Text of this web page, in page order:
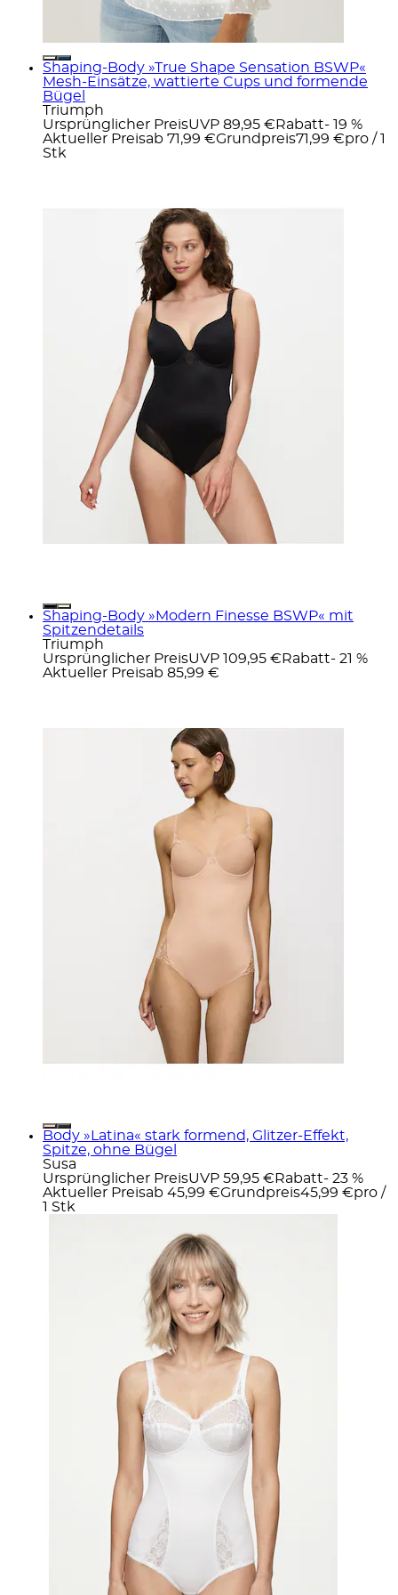
Shaping-Body »True Shape Sensation BSWP«
Mesh-Einsätze, wattierte Cups und formende
Bügel
Triumph
Ursprünglicher PreisUVP 89,95 € Rabatt- 19 %
Aktueller Preisab 71,99 €Grundpreis71,99 €pro / 1
Stk
Shaping-Body »Modern Finesse BSWP« mit
Spitzendetails
Triumph
Ursprünglicher PreisUVP 109,95 € Rabatt- 21 %
Aktueller Preisab 85,99 €
Body »Latina« stark formend, Glitzer-Effekt,
Spitze, ohne Bügel
Susa
Ursprünglicher PreisUVP 59,95 € Rabatt- 23 %
Aktueller Preisab 45,99 €Grundpreis45,99 €pro /
1 Stk